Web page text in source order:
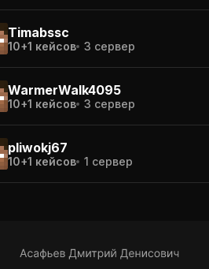
Timabssc
10+1 кейсов 3 сервер
WarmerWalk4095
10+1 кейсов 3 сервер
pliwokj67
10+1 кейсов 1 сервер